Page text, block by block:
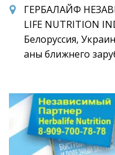
ГЕРБАЛАЙФ
LIFE NUTRITION
Белоруссия,
аны ближнего